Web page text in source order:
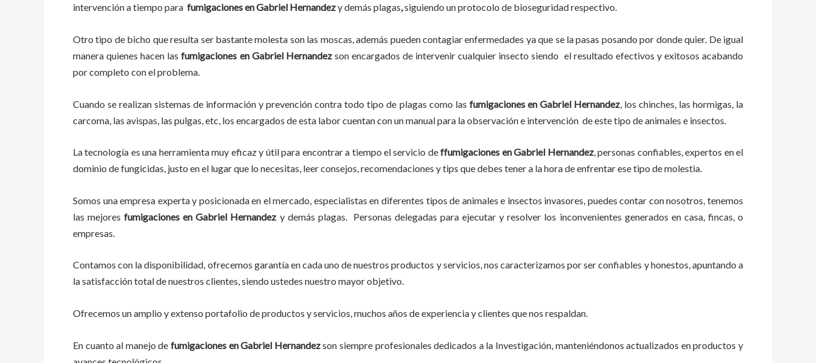
intervención a tiempo para fumigacionesenGabriel Hernandezy demás plagas,siguiendo un protocolo de bioseguridad respectivo.
Otro tipo de bicho que resulta ser bastante molesta son las moscas, además pueden contagiar enfermedades ya que se la pasas posando por donde quier. De igual
manera quienes hacen las fumigaciones en Gabriel Hernandezson encargados de intervenir cualquier insecto siendo el resultado efectivos y exitosos acabando
por completo con el problema.
Cuando se realizan sistemas de información y prevención contra todo tipo de plagas como las fumigacionesen Gabriel Hernandez, los chinches, las hormigas, la
carcoma, las avispas, las pulgas, etc, los encargados de esta laborcuentan con un manual para la observación e intervención de este tipo de animales e insectos.
La tecnología es una herramienta muy eficaz y útil para encontrar a tiempo el servicio deffumigaciones en Gabriel Hernandez, personas confiables, expertos en el
dominio de fungicidas, justo en el lugar que lo necesitas, leer consejos, recomendaciones y tips que debes tener a la hora de enfrentar ese tipo de molestia.
Somos una empresa experta y posicionada en el mercado, especialistas en diferentes tipos de animales e insectos invasores, puedes contar con nosotros, tenemos
las mejoresfumigaciones enGabriel Hernandez y demás plagas. Personas delegadas para ejecutar y resolver los inconvenientes generados en casa, fincas, o
empresas.
Contamos con la disponibilidad, ofrecemos garantía en cada uno de nuestros productos y servicios, nos caracterizamos por ser confiables y honestos, apuntando a
la satisfacción total de nuestros clientes, siendo ustedes nuestro mayor objetivo.
Ofrecemos un amplio y extenso portafolio de productos y servicios, muchos años de experiencia y clientes que nos respaldan.
En cuanto al manejo de fumigaciones enGabriel Hernandezson siempre profesionales dedicados a la Investigación, manteniéndonos actualizados en productos y